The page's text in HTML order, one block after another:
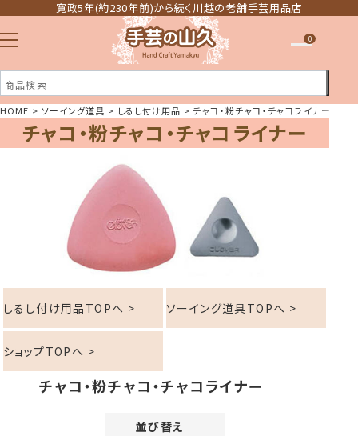
寛政5年(約230年前)から続く川越の老舗手芸用品店
注文履歴
0
HOME ソーイング道具 しるし付け用品 チャコ・粉チャコ・チャコライナー
チャコ・粉チャコ・チャコライナー
しるし付け用品TOPへ > ソーイング道具TOPへ >
ショップTOPへ >
チャコ・粉チャコ・チャコライナー
並び替え